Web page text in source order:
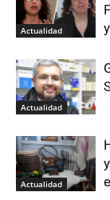
Actualidad
Actualidad
Actualidad